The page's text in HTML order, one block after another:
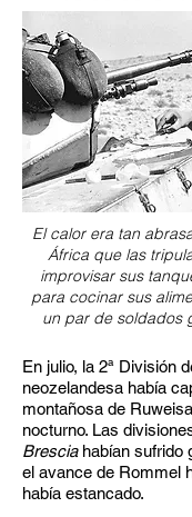
El calor era tan
África que las
improvisar sus
para cocinar sus
un par de soldados
En julio, la 2ª División
neozelandesa había
montañosa de
nocturno. Las
Bresciahabían sufrido
el avance de Rommel
había estancado.